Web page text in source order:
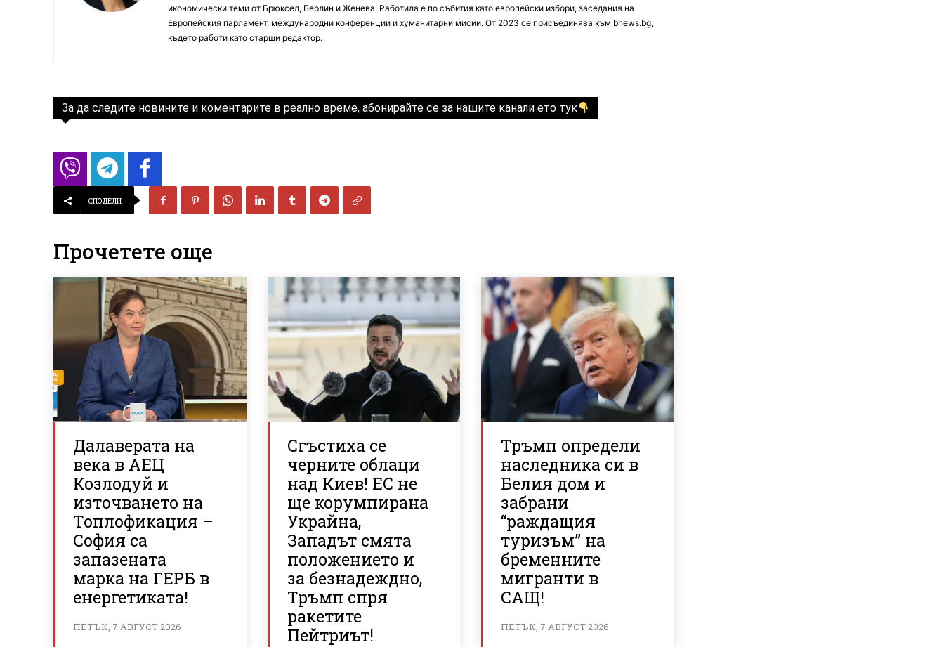
икономически теми от Брюксел, Берлин и Женева. Работила е по събития като европейски избори, заседания на
Европейския парламент, международни конференции и хуманитарни мисии. От 2023 се присъединява към bnews.bg,
където работи като старши редактор.
За да следите новините и коментарите в реално време, абонирайте се за нашите канали ето тук
СПОДЕЛИ
Прочетете още
Далаверата на
века в АЕЦ
Козлодуй и
източването на
Топлофикация –
София са
запазената
марка на ГЕРБ в
енергетиката!
ПЕТЪК, 7 АВГУСТ 2026
Сгъстиха се
черните облаци
над Киев! ЕС не
ще корумпирана
Украйна,
Западът смята
положението и
за безнадеждно,
Тръмп спря
ракетите
Пейтриът!
Тръмп определи
наследника си в
Белия дом и
забрани
“раждащия
туризъм” на
бременните
мигранти в
САЩ!
ПЕТЪК, 7 АВГУСТ 2026